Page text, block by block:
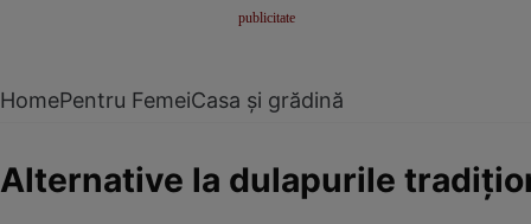
HomePentru FemeiCasa și grădină
Alternative la dulapurile